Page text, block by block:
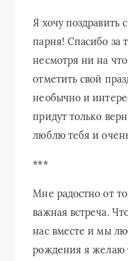
Я хочу поздравить
парня! Спасибо за
несмотря ни на
отметить свой
необычно и
придут только
люблю тебя и
***
Мне радостно от
важная встреча.
нас вместе и мы
рождения я желаю